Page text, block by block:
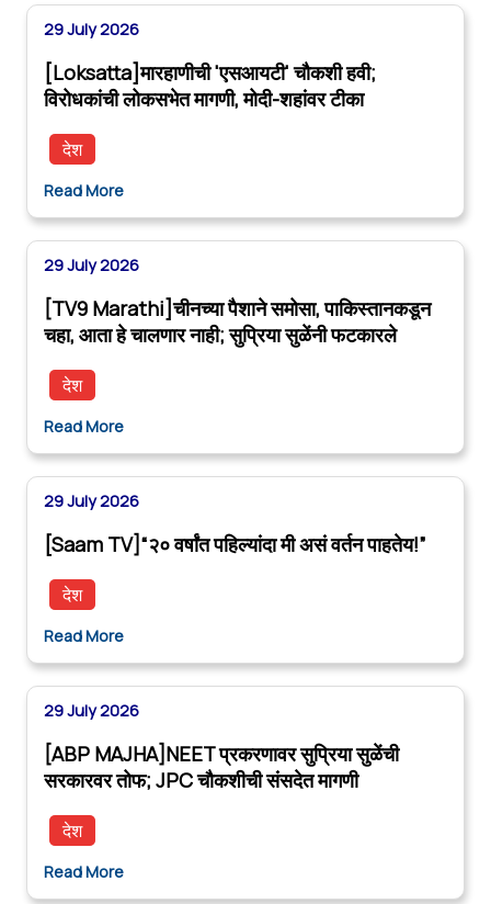
29 July 2026
[Loksatta]मारहाणीची 'एसआयटी' चौकशी हवी;
विरोधकांची लोकसभेत मागणी, मोदी-शहांवर टीका
देश
Read More
29 July 2026
[TV9 Marathi]चीनच्या पैशाने समोसा, पाकिस्तानकडून
चहा, आता हे चालणार नाही; सुप्रिया सुळेंनी फटकारले
देश
Read More
29 July 2026
[Saam TV]“२० वर्षांत पहिल्यांदा मी असं वर्तन पाहतेय!”
देश
Read More
29 July 2026
[ABP MAJHA]NEET प्रकरणावर सुप्रिया सुळेंची
सरकारवर तोफ; JPC चौकशीची संसदेत मागणी
देश
Read More